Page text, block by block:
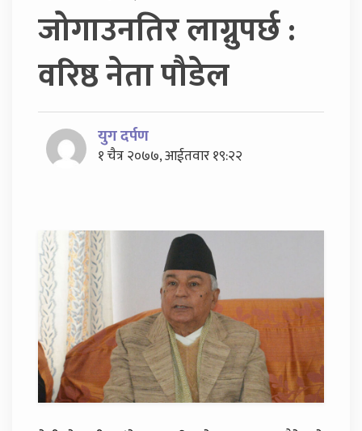
जोगाउनतिर लाग्नुपर्छ :
वरिष्ठ नेता पौडेल
युग दर्पण
१ चैत्र २०७७, आईतवार १९:२२